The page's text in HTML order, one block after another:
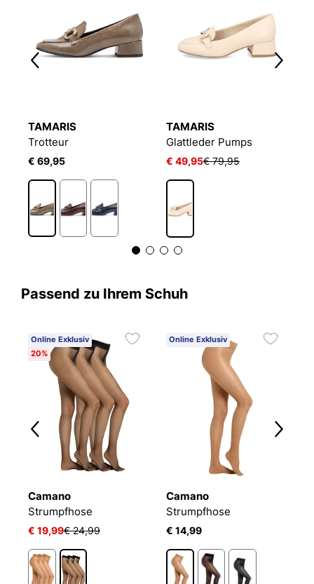
TAMARIS
Trotteur
€ 69,95
TAMARIS
Glattleder Pumps
€ 49,95€ 79,95
Passend zu Ihrem Schuh
Online Exklusiv
20%
Camano
Strumpfhose
€ 19,99€ 24,99
Online Exklusiv
Camano
Strumpfhose
€ 14,99